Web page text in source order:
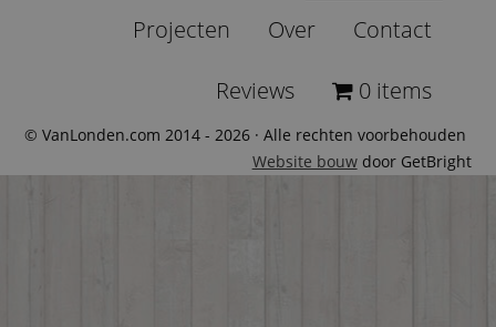
Projecten Over Contact
Reviews 0 items
© VanLonden.com 2014 - 2026 · Alle rechten voorbehouden
Website bouwdoor GetBright